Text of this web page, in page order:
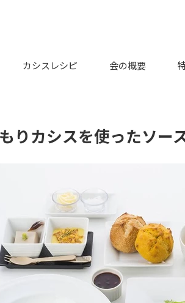
カシスレシピ 会の概要
りカシスを使ったソー